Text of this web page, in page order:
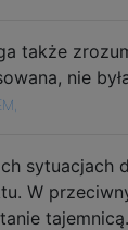
także
nie
sytuacjach
W